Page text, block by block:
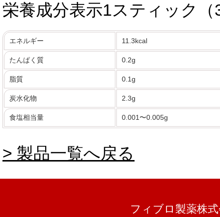
栄養成分表示1スティック（
エネルギー 11.3kcal
たんぱく質 0.2g
脂質 0.1g
炭水化物 2.3g
食塩相当量 0.001〜0.005g
> 製品一覧へ戻る
フィブロ製薬株